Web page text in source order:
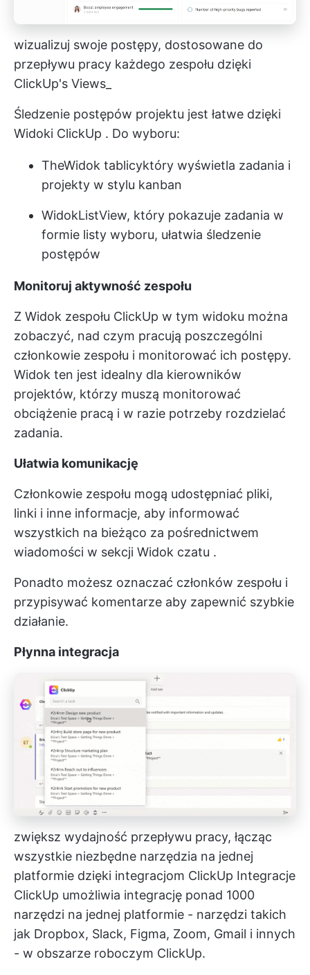
wizualizuj swoje postępy, dostosowane do
przepływu pracy każdego zespołu dzięki
ClickUp's Views_
Śledzenie postępów projektu jest łatwe dzięki
Widoki ClickUp . Do wyboru:
TheWidok tablicyktóry wyświetla zadania i
projekty w stylu kanban
WidokListView, który pokazuje zadania w
formie listy wyboru, ułatwia śledzenie
postępów
Monitoruj aktywność zespołu
Z Widok zespołu ClickUp w tym widoku można
zobaczyć, nad czym pracują poszczególni
członkowie zespołu i monitorować ich postępy.
Widok ten jest idealny dla kierowników
projektów, którzy muszą monitorować
obciążenie pracą i w razie potrzeby rozdzielać
zadania.
Ułatwia komunikację
Członkowie zespołu mogą udostępniać pliki,
linki i inne informacje, aby informować
wszystkich na bieżąco za pośrednictwem
wiadomości w sekcji Widok czatu .
Ponadto możesz oznaczać członków zespołu i
przypisywać komentarze aby zapewnić szybkie
działanie.
Płynna integracja
zwiększ wydajność przepływu pracy, łącząc
wszystkie niezbędne narzędzia na jednej
platformie dzięki integracjom ClickUp Integracje
ClickUp umożliwia integrację ponad 1000
narzędzi na jednej platformie - narzędzi takich
jak Dropbox, Slack, Figma, Zoom, Gmail i innych
- w obszarze roboczym ClickUp.